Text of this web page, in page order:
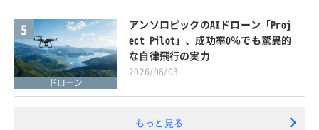
5
ドローン
アンソロピックのAIドローン「Proj
ect Pilot」、成功率0％でも驚異的
な自律飛行の実力
2026/08/03
もっと見る